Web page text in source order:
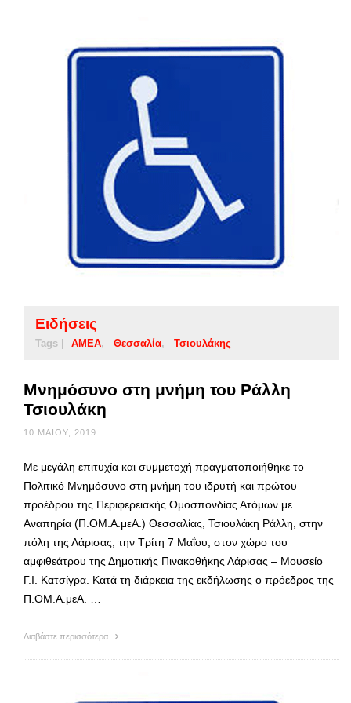
Ειδήσεις
Tags | ΑΜΕΑ Θεσσαλία Τσιουλάκης
Μνημόσυνο στη μνήμη του Ράλλη
Τσιουλάκη
10 ΜΑΪ́ΟΥ, 2019
Με μεγάλη επιτυχία και συμμετοχή πραγματοποιήθηκε το
Πολιτικό Μνημόσυνο στη μνήμη του ιδρυτή και πρώτου
προέδρου της Περιφερειακής Ομοσπονδίας Ατόμων με
Αναπηρία (Π.ΟΜ.Α.μεΑ.) Θεσσαλίας, Τσιουλάκη Ράλλη, στην
πόλη της Λάρισας, την Τρίτη 7 Μαΐου, στον χώρο του
αμφιθεάτρου της Δημοτικής Πινακοθήκης Λάρισας – Μουσείο
Γ.Ι. Κατσίγρα. Κατά τη διάρκεια της εκδήλωσης ο πρόεδρος της
Π.ΟΜ.Α.μεΑ. …
Διαβάστε περισσότερα